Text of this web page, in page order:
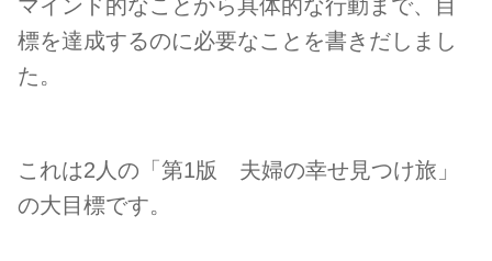
マインド的なことから具体的な行動まで、目
標を達成するのに必要なことを書きだしまし
た。
これは2人の「第1版 夫婦の幸せ見つけ旅」
の大目標です。